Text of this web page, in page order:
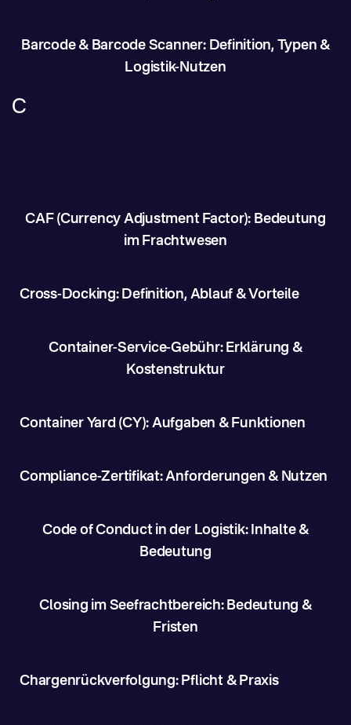
Barcode & Barcode Scanner: Definition, Typen &
Logistik-Nutzen
C
CAF (Currency Adjustment Factor): Bedeutung
im Frachtwesen
Cross-Docking: Definition, Ablauf & Vorteile
Container-Service-Gebühr: Erklärung &
Kostenstruktur
Container Yard (CY): Aufgaben & Funktionen
Compliance-Zertifikat: Anforderungen & Nutzen
Code of Conduct in der Logistik: Inhalte &
Bedeutung
Closing im Seefrachtbereich: Bedeutung &
Fristen
Chargenrückverfolgung: Pflicht & Praxis